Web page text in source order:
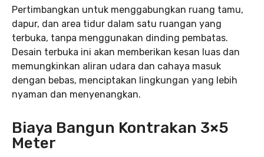
Pertimbangkan untuk menggabungkan ruang tamu,
dapur, dan area tidur dalam satu ruangan yang
terbuka, tanpa menggunakan dinding pembatas.
Desain terbuka ini akan memberikan kesan luas dan
memungkinkan aliran udara dan cahaya masuk
dengan bebas, menciptakan lingkungan yang lebih
nyaman dan menyenangkan.
Biaya Bangun Kontrakan 3×5
Meter